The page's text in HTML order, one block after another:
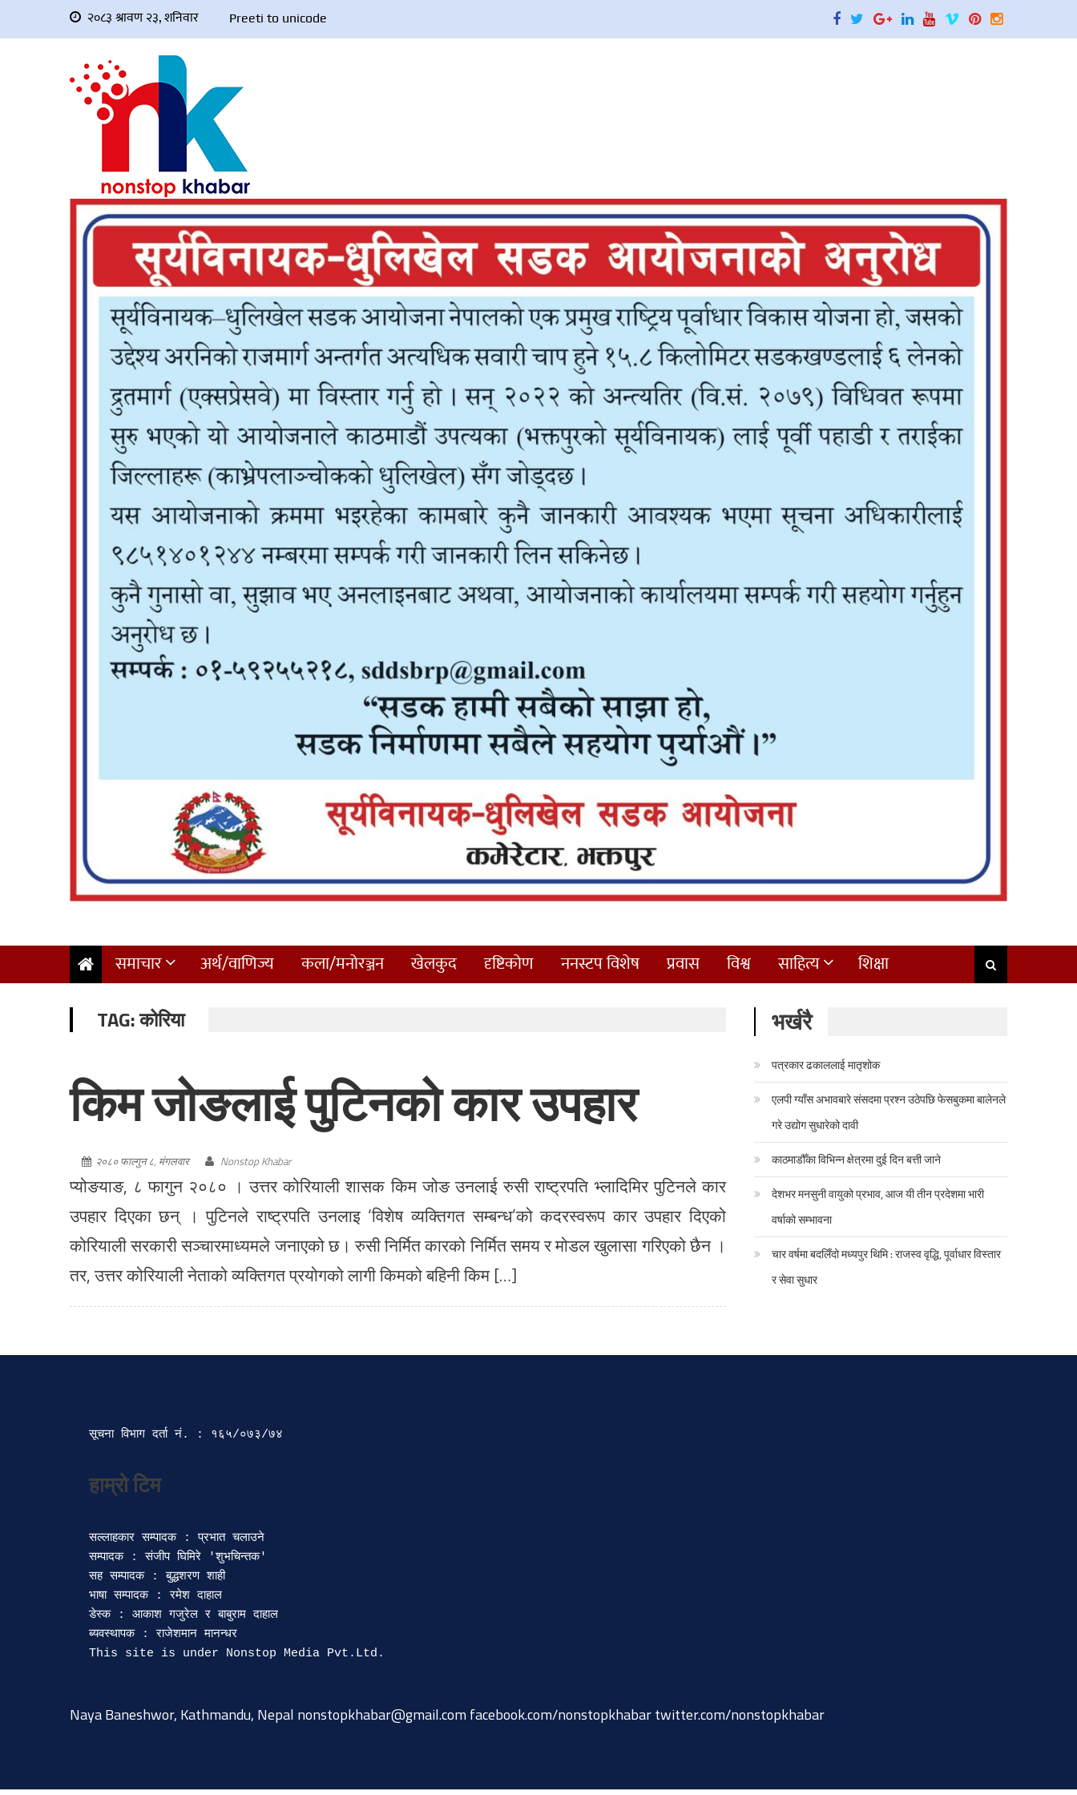
२०८३ श्रावण २३, शनिवार Preeti to unicode
समाचार अर्थ/वाणिज्य कला/मनोरञ्जन खेलकुद दृष्टिकोण ननस्टप विशेष प्रवास विश्व साहित्य शिक्षा
TAG:कोरिया
किम जोङलाई पुटिनको कार उपहार
२०८० फाल्गुन ८, मंगलवार Nonstop Khabar
प्योङयाङ, ८ फागुन २०८० । उत्तर कोरियाली शासक किम जोङ उनलाई रुसी राष्ट्रपति भ्लादिमिर पुटिनले कार
उपहार दिएका छन् । पुटिनले राष्ट्रपति उनलाइ ‘विशेष व्यक्तिगत सम्बन्ध’को कदरस्वरूप कार उपहार दिएको
कोरियाली सरकारी सञ्चारमाध्यमले जनाएको छ। रुसी निर्मित कारको निर्मित समय र मोडल खुलासा गरिएको छैन ।
तर, उत्तर कोरियाली नेताको व्यक्तिगत प्रयोगको लागी किमको बहिनी किम […]
भर्खरै
पत्रकार ढकाललाई मातृशोक
एलपी ग्याँस अभावबारे संसदमा प्रश्न उठेपछि फेसबुकमा बालेनले
गरे उद्योग सुधारेको दावी
काठमाडौँका विभिन्न क्षेत्रमा दुई दिन बत्ती जाने
देशभर मनसुनी वायुको प्रभाव, आज यी तीन प्रदेशमा भारी
वर्षाको सम्भावना
चार वर्षमा बदलिँदो मध्यपुर थिमि : राजस्व वृद्धि, पूर्वाधार विस्तार
र सेवा सुधार
सूचना विभाग दर्ता‍ नं. : १६५/०७३/७४
हाम्रो टिम
सल्लाहकार सम्पादक : प्रभात चलाउने
सम्पादक : संजीप घिमिरे 'शुभचिन्तक'
सह सम्पादक : बुद्धशरण शाही
भाषा सम्पादक : रमेश दाहाल
डेस्क : आकाश गजुरेल र बाबुराम दाहाल
ब्यवस्थापक : राजेशमान मानन्धर
Naya Baneshwor, Kathmandu, Nepal nonstopkhabar@gmail.com facebook.com/nonstopkhabar twitter.com/nonstopkhabar